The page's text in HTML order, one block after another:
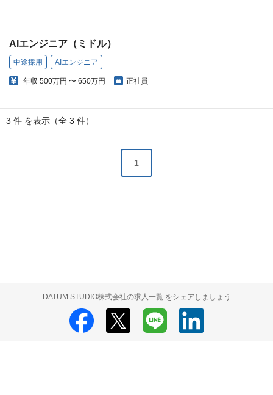
AIエンジニア（ミドル）
中途採用 AIエンジニア
年収 500万円 〜 650万円 正社員
3 件 を表示（全 3 件）
1
DATUM STUDIO株式会社の求人一覧 をシェアしましょう